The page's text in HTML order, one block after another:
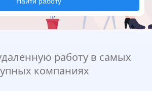
работу в самых
компаниях